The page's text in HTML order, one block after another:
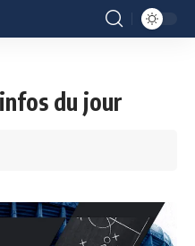
du jour